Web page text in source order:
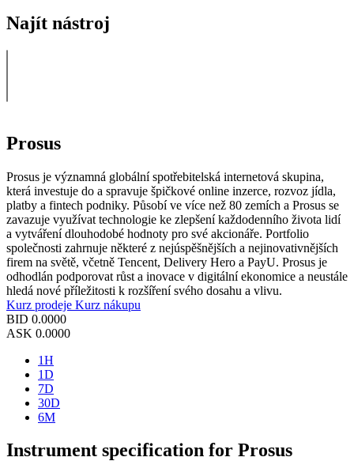
Najít nástroj
Prosus
Prosus je významná globální spotřebitelská internetová skupina,
která investuje do a spravuje špičkové online inzerce, rozvoz jídla,
platby a fintech podniky. Působí ve více než 80 zemích a Prosus se
zavazuje využívat technologie ke zlepšení každodenního života lidí
a vytváření dlouhodobé hodnoty pro své akcionáře. Portfolio
společnosti zahrnuje některé z nejúspěšnějších a nejinovativnějších
firem na světě, včetně Tencent, Delivery Hero a PayU. Prosus je
odhodlán podporovat růst a inovace v digitální ekonomice a neustále
hledá nové příležitosti k rozšíření svého dosahu a vlivu.
Kurz prodeje Kurz nákupu
BID 0.0000
ASK 0.0000
1H
1D
7D
30D
6M
Instrument specification for Prosus